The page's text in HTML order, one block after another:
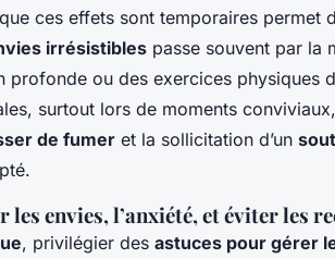
ces effets sont temporaires permet
irrésistibles passe souvent par la
profonde ou des exercices physiques
surtout lors de moments conviviaux,
de fumer et la sollicitation d’un
envies, l’anxiété, et éviter les
, privilégier des astuces pour gérer